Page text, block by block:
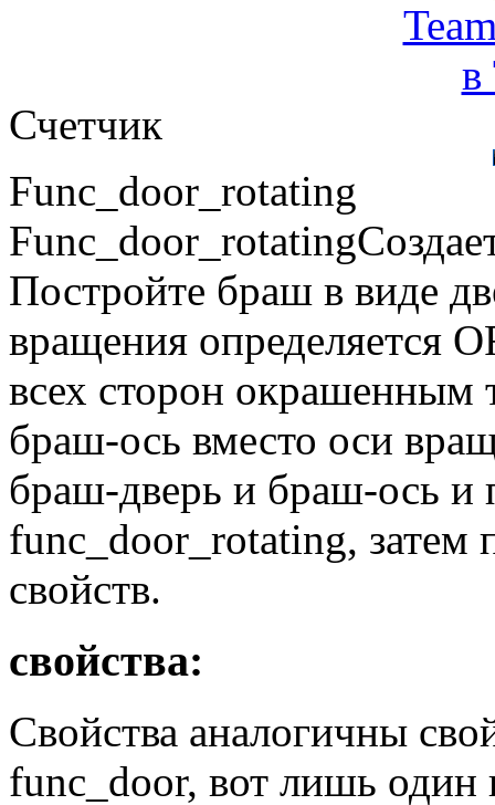
в
Счетчик
Func_door_rotating
Постройте браш в виде
вращения определяется
всех сторон окрашенным
браш-ось вместо оси
браш-дверь и браш-ось и
func_door_rotating, затем
свойств.
свойства:
Свойства аналогичны
func_door, вот лишь один